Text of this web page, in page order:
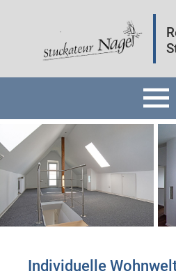
Home
Fassaden
Individuelle